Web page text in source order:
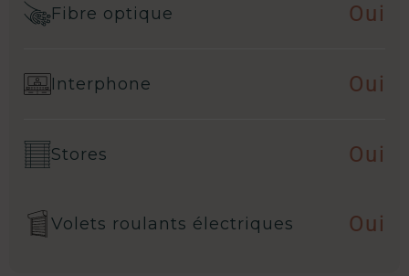
Fibre optique Oui
Interphone Oui
Stores Oui
Volets roulants électriques Oui